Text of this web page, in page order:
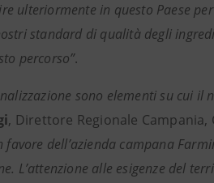
ulteriormente in questo Paese
standard di qualità degli
percorso”.
sono elementi su cui
, Direttore Regionale Campania,
dell’azienda campana
L’attenzione alle esigenze del